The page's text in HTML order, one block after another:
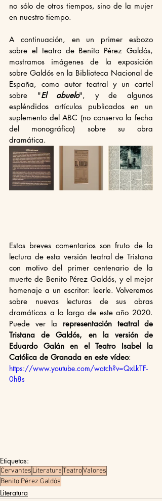
no sólo de otros tiempos, sino de la mujer
en nuestro tiempo.
A continuación, en un primer esbozo
sobre el teatro de Benito Pérez Galdós,
mostramos imágenes de la exposición
sobre Galdós en la Biblioteca Nacional de
España, como autor teatral y un cartel
sobre "El abuelo", y de algunos
espléndidos artículos publicados en un
suplemento del ABC (no conservo la fecha
del monográfico) sobre su obra
dramática.
Estos breves comentarios son fruto de la
lectura de esta versión teatral de Tristana
con motivo del primer centenario de la
muerte de Benito Pérez Galdós, y el mejor
homenaje a un escritor: leerle. Volveremos
sobre nuevas lecturas de sus obras
dramáticas a lo largo de este año 2020.
Puede ver la representación teatral de
Tristana de Galdós, en la versión de
Eduardo Galán en el Teatro Isabel la
Católica de Granada en este vídeo:
https://www.youtube.com/watch?v=QxLkTF-
0h8s
Etiquetas:
Cervantes LiteraturaTeatroValores
Benito Pérez Galdós
Literatura